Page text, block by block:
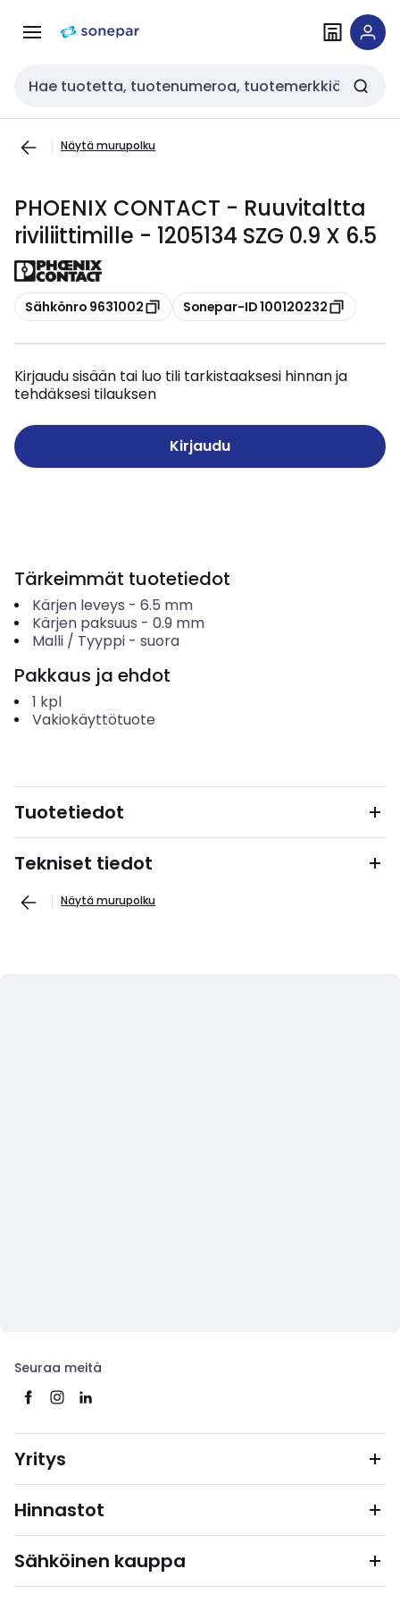
navigointiinsisältöön
Haku
Näytä murupolku
PHOENIX CONTACT - Ruuvitaltta
riviliittimille - 1205134 SZG 0.9 X 6.5
Kopioi
Sähkönro 9631002 Kopioi
Sonepar-ID 100120232
Kirjaudu sisään tai luo tili tarkistaaksesi hinnan ja
tehdäksesi tilauksen
Kirjaudu
Tärkeimmät tuotetiedot
Kärjen leveys - 6.5 mm
Kärjen paksuus - 0.9 mm
Malli / Tyyppi- suora
Pakkaus ja ehdot
1 kpl
Vakiokäyttötuote
Tuotetiedot
Tekniset tiedot
Näytä murupolku
Seuraa meitä
Yritys
Hinnastot
Sähköinen kauppa